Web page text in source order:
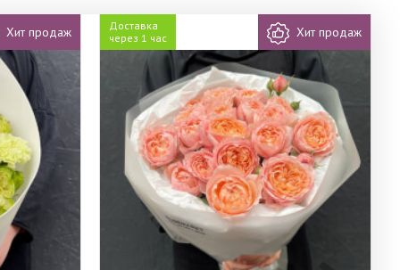
Хит продаж
Доставка
через 1 час
Хит продаж